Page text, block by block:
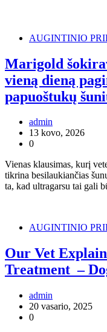
AUGINTINIO
Marigold
vieną dieną
papuoštukų
admin
13 kovo, 2026
0
Vienas klausimas, kurį
tikrina besilaukiančias
ta, kad ultragarsu tai gali
AUGINTINIO
Our Vet
Treatment –
admin
20 vasario, 2025
0